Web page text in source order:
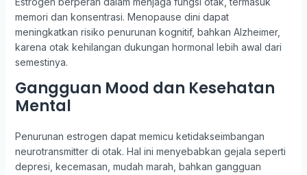
memori dan konsentrasi. Menopause dini dapat
meningkatkan risiko penurunan kognitif, bahkan Alzheimer,
karena otak kehilangan dukungan hormonal lebih awal dari
semestinya.
Gangguan Mood dan Kesehatan
Mental
Penurunan estrogen dapat memicu ketidakseimbangan
neurotransmitter di otak. Hal ini menyebabkan gejala seperti
depresi, kecemasan, mudah marah, bahkan gangguan